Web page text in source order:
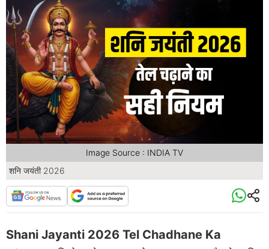
शनि जयंती 2026
Image Source : INDIA TV
Shani Jayanti 2026 Tel Chadhane Ka